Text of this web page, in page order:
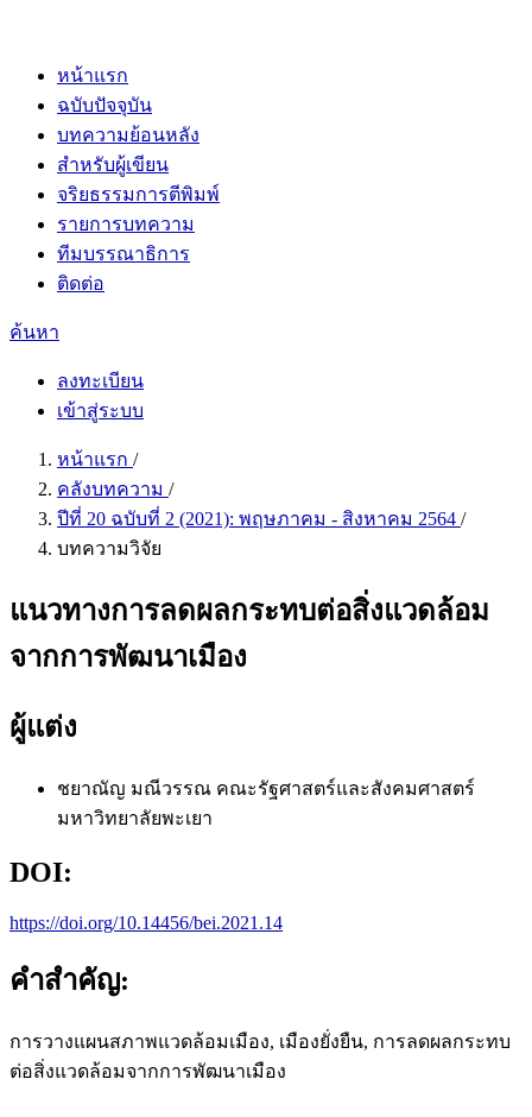
หน้าแรก
ฉบับปัจจุบัน
บทความย้อนหลัง
สำหรับผู้เขียน
จริยธรรมการตีพิมพ์
รายการบทความ
ทีมบรรณาธิการ
ติดต่อ
ค้นหา
ลงทะเบียน
เข้าสู่ระบบ
หน้าแรก /
คลังบทความ /
ปีที่ 20 ฉบับที่ 2 (2021): พฤษภาคม - สิงหาคม 2564 /
บทความวิจัย
แนวทางการลดผลกระทบต่อสิ่งแวดล้อม
จากการพัฒนาเมือง
ผู้แต่ง
ชยาณัญ มณีวรรณ คณะรัฐศาสตร์และสังคมศาสตร์
มหาวิทยาลัยพะเยา
DOI:
https://doi.org/10.14456/bei.2021.14
คำสำคัญ:
การวางแผนสภาพแวดล้อมเมือง, เมืองยั่งยืน, การลดผลกระทบ
ต่อสิ่งแวดล้อมจากการพัฒนาเมือง